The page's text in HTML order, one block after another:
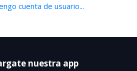
cuenta de usuario...
nuestra app